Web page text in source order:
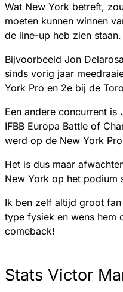
Wat New York betreft,
moeten kunnen winnen
de line-up heb zien staan.
Bijvoorbeeld Jon
sinds vorig jaar
York Pro en 2e bij de
Een andere concurrent
IFBB Europa Battle of
werd op de New York
Het is dus maar
New York op het podium
Ik ben zelf altijd groot
type fysiek en wens hem
comeback!
Stats Victor